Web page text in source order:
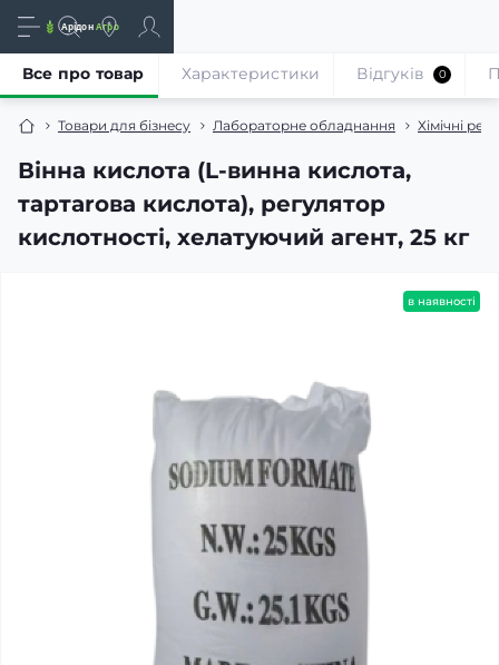
Товари для бізнесу Лабораторне обладнання Хімічні
Вінна кислота (L-винна кислота,
тартarова кислота), регулятор
кислотності, хелатуючий агент, 25 кг
Все про товар Характеристики Відгуків 0
в наявності